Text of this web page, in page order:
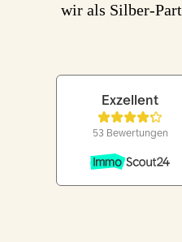
wir als Silber-